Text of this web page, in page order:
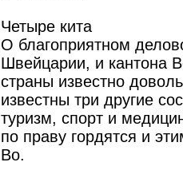
Четыре кита
О благоприятном
Швейцарии, и кантона
страны известно
известны три другие
туризм, спорт и
по праву гордятся и
Во.